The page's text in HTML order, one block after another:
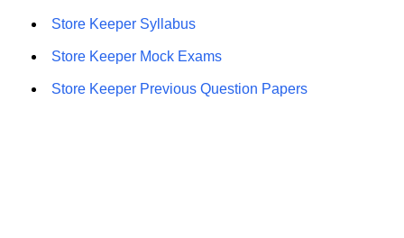
Store Keeper Syllabus
Store Keeper Mock Exams
Store Keeper Previous Question Papers